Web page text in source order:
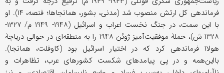
فرماندهی کل ارتش منصوب شد (مدنی، بشور، همانجاها؛ فنصه، ۱۴). او
با این سمت، در جنگ نخست اعراب و اسرائیل (۱۹۴۸- ۱۹۴۹ م/ ۱۳۲۷-
۱۳۲۸ ش)، حملۀ موفقیت‌آمیز ژوئن ۱۹۴۸ را به منطقه‌ای در حوالی دریاچۀ
هولا۱ فرماندهی کرد که در اختیار اسرائیل بود (کاوفلت، همانجا).
بااین‌همه و در پی پیامدهای شکست کشورهای عرب، تظاهرات و